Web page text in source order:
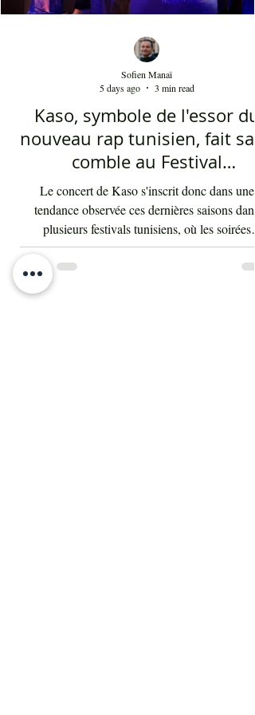
Kaso, symbole de l'essor du
nouveau rap tunisien, fait
comble au Festival
international de Sfax - Par
Le concert de Kaso s'inscrit donc dans une
tendance observée ces dernières saisons dans
plusieurs festivals tunisiens, où les soirées
consacrées au rap enregistrent régulièrement
Sofien Manaï
5 days ago
3 min read